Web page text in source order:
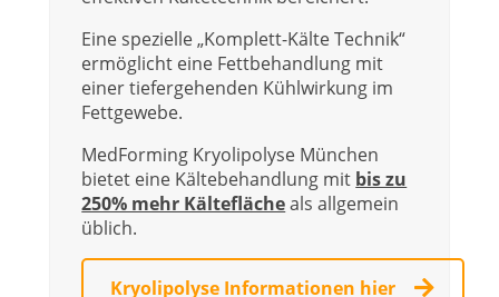
Eine spezielle „Komplett-Kälte Technik“
ermöglicht eine Fettbehandlung mit
einer tiefergehenden Kühlwirkung im
Fettgewebe.
MedForming Kryolipolyse München
bietet eine Kältebehandlung mit bis zu
250% mehr Kälteflächeals allgemein
üblich.
Kryolipolyse Informationen hier